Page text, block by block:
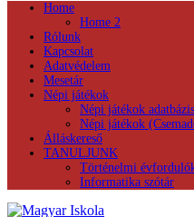
Home
Home 2
Rólunk
Kapcsolat
Adatvédelem
Mesetár
Népi játékok
Népi játékok
Népi játékok
Álláskereső
TANULJUNK
Történelmi
Informatika szótár